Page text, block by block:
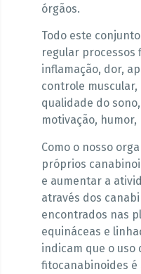
órgãos.
Todo este
regular processos
inflamação, dor,
controle
qualidade do
motivação,
Como o nosso
próprios
e aumentar a
através dos
encontrados nas
equináceas e
indicam que o uso
fitocanabinoides é